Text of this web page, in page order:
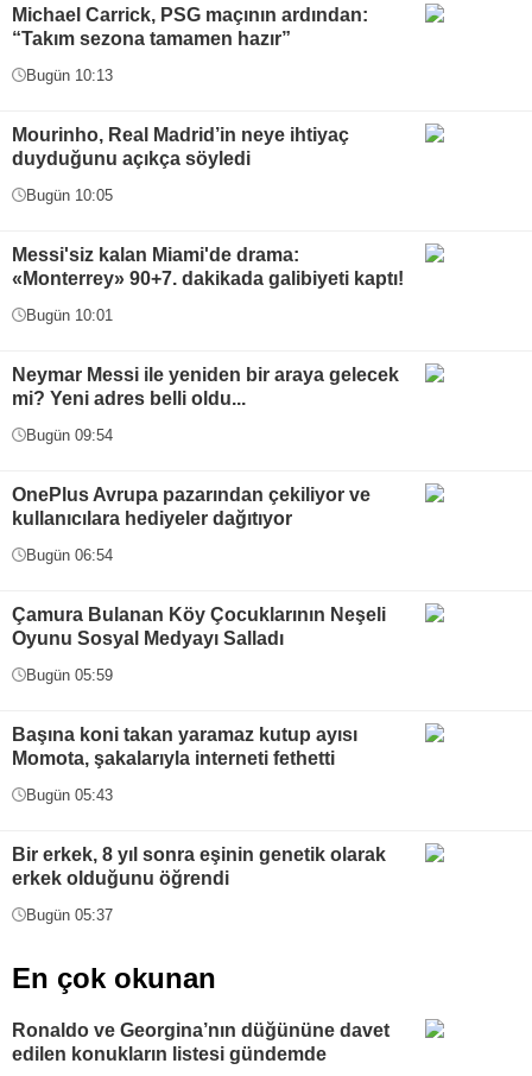
Michael Carrick, PSG maçının ardından:
“Takım sezona tamamen hazır”
Bugün 10:13
Mourinho, Real Madrid’in neye ihtiyaç
duyduğunu açıkça söyledi
Bugün 10:05
Messi'siz kalan Miami'de drama:
«Monterrey» 90+7. dakikada galibiyeti kaptı!
Bugün 10:01
Neymar Messi ile yeniden bir araya gelecek
mi? Yeni adres belli oldu...
Bugün 09:54
OnePlus Avrupa pazarından çekiliyor ve
kullanıcılara hediyeler dağıtıyor
Bugün 06:54
Çamura Bulanan Köy Çocuklarının Neşeli
Oyunu Sosyal Medyayı Salladı
Bugün 05:59
Başına koni takan yaramaz kutup ayısı
Momota, şakalarıyla interneti fethetti
Bugün 05:43
Bir erkek, 8 yıl sonra eşinin genetik olarak
erkek olduğunu öğrendi
Bugün 05:37
En çok okunan
Ronaldo ve Georgina’nın düğününe davet
edilen konukların listesi gündemde